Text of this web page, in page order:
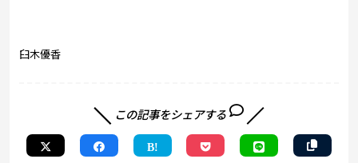
臼木優香
この記事をシェアする